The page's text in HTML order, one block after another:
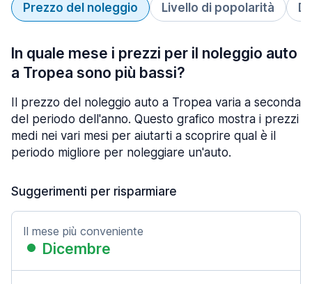
Prezzo del noleggio Livello di popolarità
In quale mese i prezzi per il noleggio auto
a Tropea sono più bassi?
Il prezzo del noleggio auto a Tropea varia a seconda
del periodo dell'anno. Questo grafico mostra i prezzi
medi nei vari mesi per aiutarti a scoprire qual è il
periodo migliore per noleggiare un'auto.
Suggerimenti per risparmiare
Il mese più conveniente
Dicembre